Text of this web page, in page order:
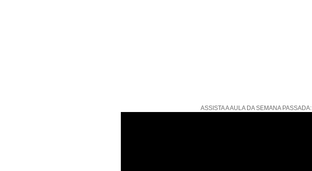
ASSISTA A AULA DA SEMANA PASSADA: